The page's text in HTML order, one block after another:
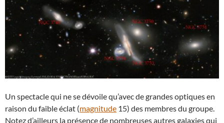
Un spectacle qui ne se dévoile qu’avec de grandes optiques en
raison du faible éclat (magnitude 15) des membres du groupe.
Notez d’ailleurs la présence de nombreuses autres galaxies qui